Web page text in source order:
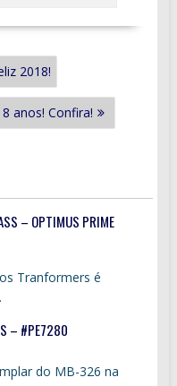
2018!
anos! Confira!
– OPTIMUS PRIME
Tranformers é
– #PE7280
do MB-326 na